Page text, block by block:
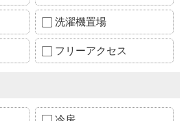
洗濯機置場
フリーアクセス